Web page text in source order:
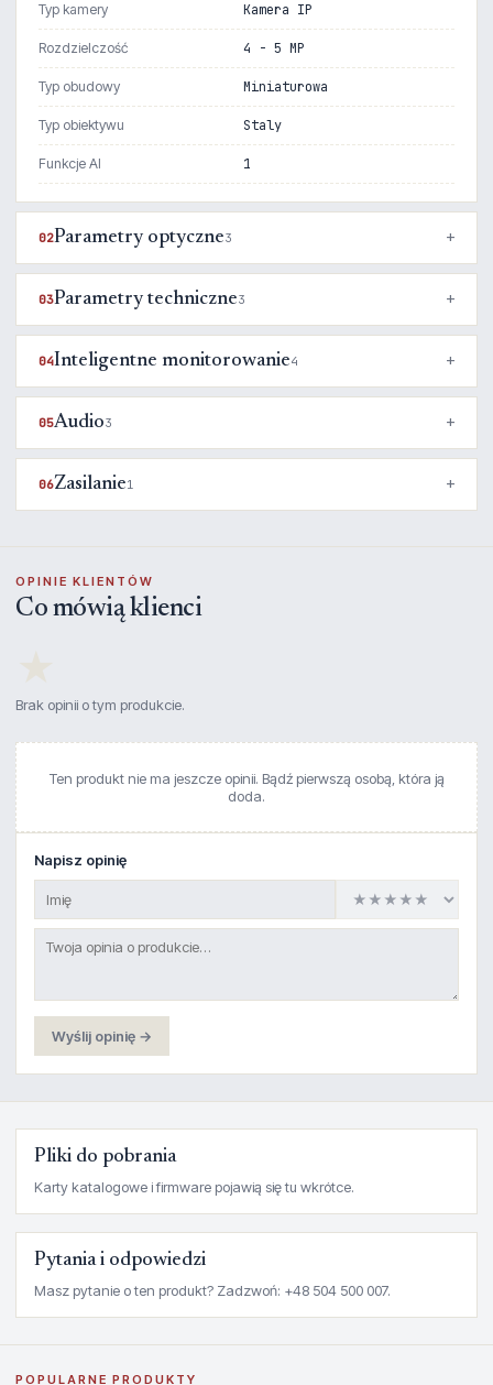
Typ kamery Kamera IP
Rozdzielczość 4 - 5 MP
Typ obudowy Miniaturowa
Typ obiektywu Staly
Funkcje AI 1
02Parametry optyczne3
03Parametry techniczne3
04Inteligentne monitorowanie4
05Audio3
06Zasilanie1
OPINIE KLIENTÓW
Co mówią klienci
Brak opinii o tym produkcie.
Ten produkt nie ma jeszcze opinii. Bądź pierwszą osobą, która ją
doda.
Napisz opinię
Wyślij opinię →
Pliki do pobrania
Karty katalogowe i firmware pojawią się tu wkrótce.
Pytania i odpowiedzi
Masz pytanie o ten produkt? Zadzwoń: +48 504 500 007.
POPULARNE PRODUKTY